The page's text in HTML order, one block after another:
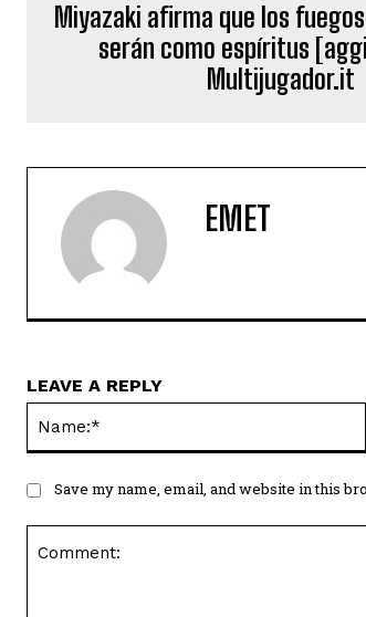
Miyazaki afirma que los
serán como espíritus
Multijugador.it
EMET
LEAVE A REPLY
Save my name, email, and website in this